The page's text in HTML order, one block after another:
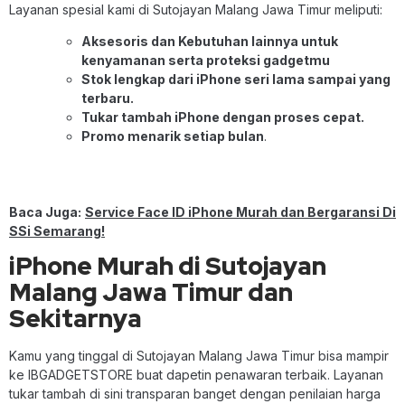
Layanan spesial kami di Sutojayan Malang Jawa Timur meliputi:
Aksesoris dan Kebutuhan lainnya untuk
kenyamanan serta proteksi gadgetmu
Stok lengkap dari iPhone seri lama sampai yang
terbaru.
Tukar tambah iPhone dengan proses cepat.
Promo menarik setiap bulan.
Baca Juga: Service Face ID iPhone Murah dan Bergaransi Di
SSi Semarang!
iPhone Murah di Sutojayan
Malang Jawa Timur dan
Sekitarnya
Kamu yang tinggal di Sutojayan Malang Jawa Timur bisa mampir
ke IBGADGETSTORE buat dapetin penawaran terbaik. Layanan
tukar tambah di sini transparan banget dengan penilaian harga